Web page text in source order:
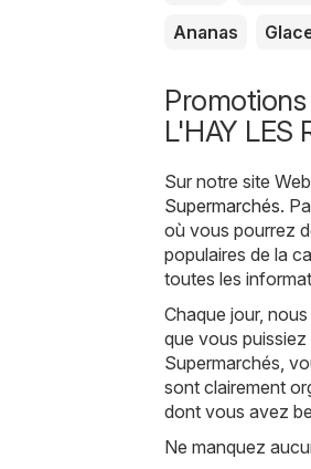
Ananas
L'HAY LES
Sur notre site
Supermarchés.
où vous pourrez
populaires de la
toutes les
Chaque jour,
que vous
Supermarchés,
sont clairement
dont vous avez
Ne manquez